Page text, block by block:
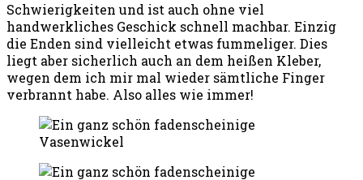
Schwierigkeiten und ist auch ohne viel
handwerkliches Geschick schnell machbar. Einzig
die Enden sind vielleicht etwas fummeliger. Dies
liegt aber sicherlich auch an dem heißen Kleber,
wegen dem ich mir mal wieder sämtliche Finger
verbrannt habe. Also alles wie immer!